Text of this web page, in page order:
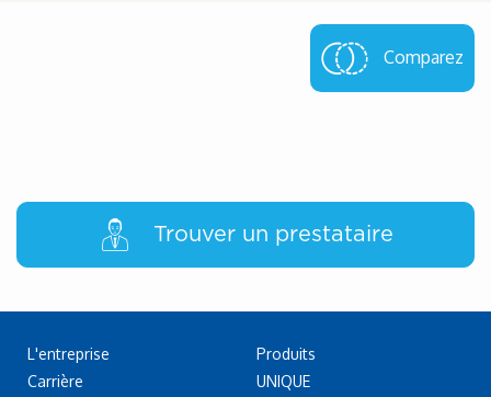
Comparez
Trouver un prestataire
L'entreprise
Carrière
Produits
UNIQUE